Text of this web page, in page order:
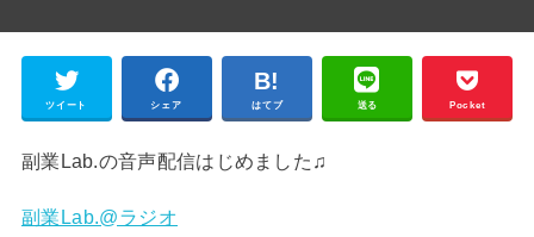
ツイート シェア はてブ 送る Pocket
副業Lab.の音声配信はじめました♫
副業Lab.@ラジオ